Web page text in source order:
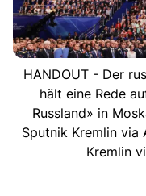
HANDOUT - Der
hält eine Rede
Russland» in
Sputnik Kremlin via
Kremlin